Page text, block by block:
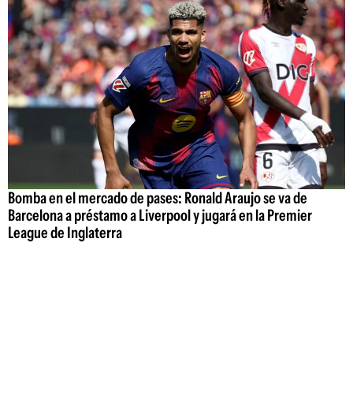
Bomba en el mercado de pases: Ronald Araujo se va de
Barcelona a préstamo a Liverpool y jugará en la Premier
League de Inglaterra